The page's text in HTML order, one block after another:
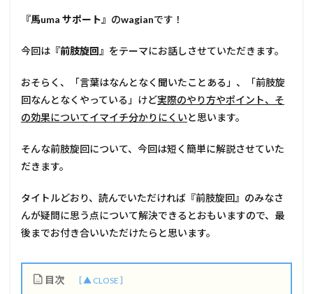
『馬uma サポート』 のwagianです！
今回は 『前肢旋回』 をテーマにお話しさせていただきます。
おそらく、「言葉はなんとなく聞いたことある」、「前肢旋
回なんとなくやっている」けど実際のやり方やポイント、そ
の効果についてイマイチ分かりにくいと思います。
そんな前肢旋回について、今回は短く簡単に解説させていた
だきます。
タイトルどおり、読んでいただければ『前肢旋回』のみなさ
んが疑問に思う点について解決できるとおもいますので、最
後までお付き合いいただけたらと思います。
目次